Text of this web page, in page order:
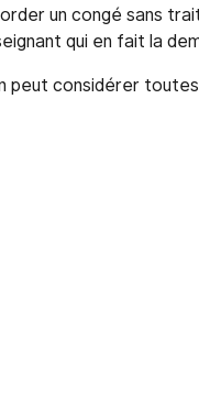
un congé sans
qui en fait la
peut considérer